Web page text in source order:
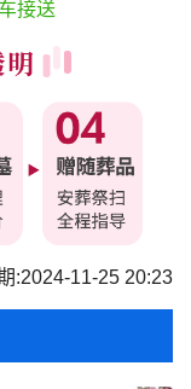
接送
:2024-11-25 20:23